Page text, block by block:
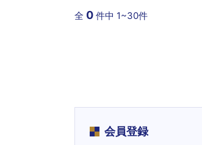
全 0 件中 1~30件
会員登録